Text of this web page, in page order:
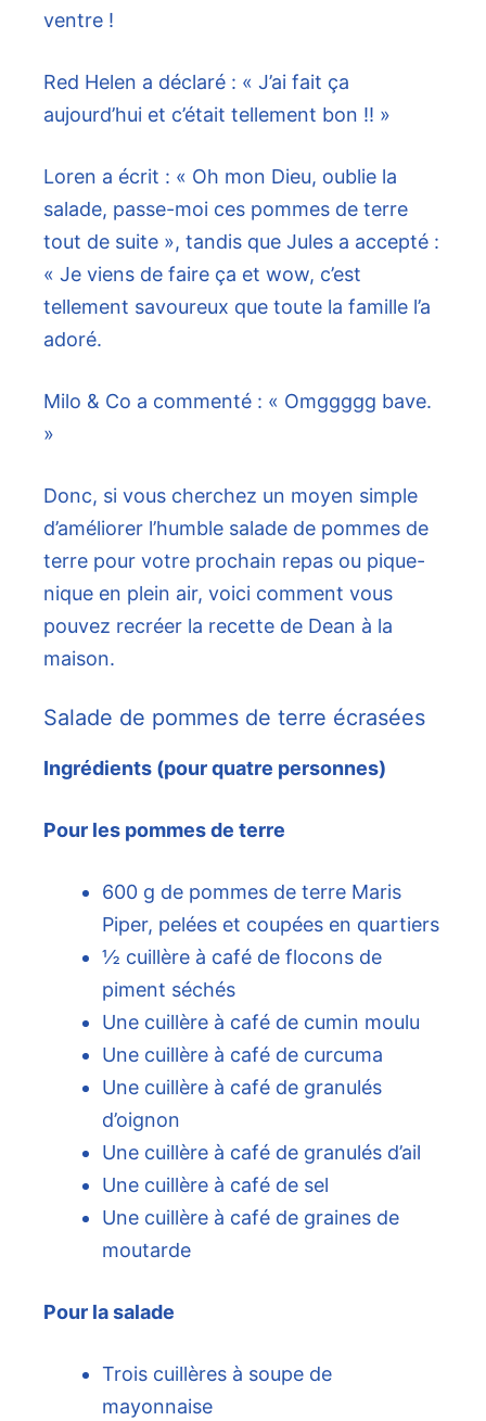
ventre !
Red Helen a déclaré : « J’ai fait ça
aujourd’hui et c’était tellement bon !! »
Loren a écrit : « Oh mon Dieu, oublie la
salade, passe-moi ces pommes de terre
tout de suite », tandis que Jules a accepté :
« Je viens de faire ça et wow, c’est
tellement savoureux que toute la famille l’a
adoré.
Milo & Co a commenté : « Omggggg bave.
»
Donc, si vous cherchez un moyen simple
d’améliorer l’humble salade de pommes de
terre pour votre prochain repas ou pique-
nique en plein air, voici comment vous
pouvez recréer la recette de Dean à la
maison.
Salade de pommes de terre écrasées
Ingrédients (pour quatre personnes)
Pour les pommes de terre
600 g de pommes de terre Maris
Piper, pelées et coupées en quartiers
½ cuillère à café de flocons de
piment séchés
Une cuillère à café de cumin moulu
Une cuillère à café de curcuma
Une cuillère à café de granulés
d’oignon
Une cuillère à café de granulés d’ail
Une cuillère à café de sel
Une cuillère à café de graines de
moutarde
Pour la salade
Trois cuillères à soupe de
mayonnaise